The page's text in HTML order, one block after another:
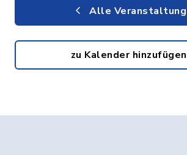
Alle
zu Kalender hinzufügen